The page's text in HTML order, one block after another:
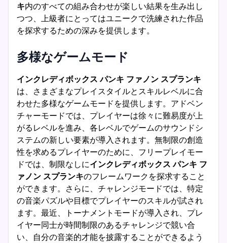
キ内のすべての組み合わせが楽しい結果を生み出し
つつ、上級者にとってはユニークで洗練された作品
を探求するための深みを提供します。
多様なゲームモード
インクレディボックス パンキ ファノン スプランキ
は、さまざまなプレイスタイルとスキルレベルに合
わせた多様なゲームモードを提供します。アドベン
チャーモードでは、プレイヤーは徐々に難易度が上
がるレベルを進み、各レベルでゲームのサウンドシ
ステムの新しい要素が導入されます。無制限の創造
性を求めるプレイヤーのために、フリープレイモー
ドでは、制限なしにインクレディボックス パンキ フ
ァノン スプランキのフレームワークを探求すること
ができます。さらに、チャレンジモードでは、特定
の音楽パズルや目標でプレイヤーのスキルが試され
ます。最近、トーナメントモードが導入され、プレ
イヤー同士が時間制限のあるチャレンジで競い合
い、自分の音楽的才能を披露することができるよう